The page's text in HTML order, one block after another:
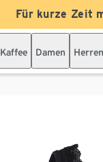
Für kurze Zeit
Kaffee Damen Herren